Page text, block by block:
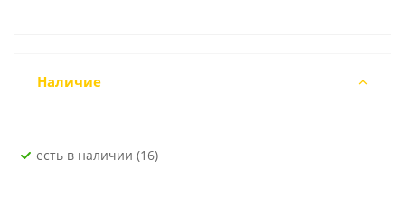
Наличие
Есть в наличии (16)